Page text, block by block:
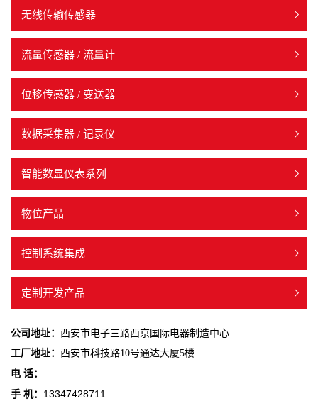
无线传输传感器
流量传感器 / 流量计
位移传感器 / 变送器
数据采集器 / 记录仪
智能数显仪表系列
物位产品
控制系统集成
定制开发产品
公司地址： 西安市电子三路西京国际电器制造中心
工厂地址： 西安市科技路10号通达大厦5楼
电 话：
手 机： 13347428711